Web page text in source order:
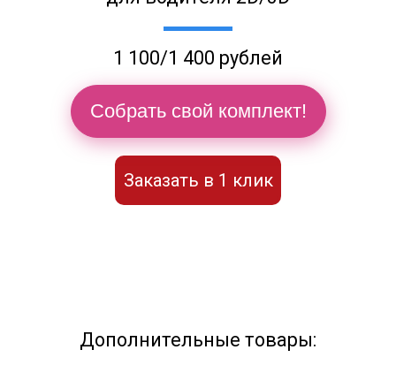
1 100/1 400 рублей
Собрать свой комплект!
Заказать в 1 клик
Дополнительные товары: